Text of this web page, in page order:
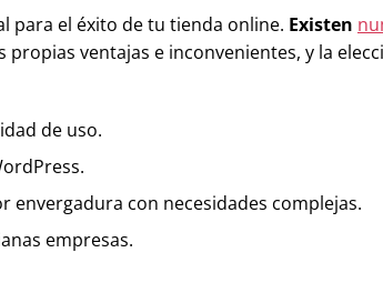
para el éxito de tu tienda online. Existen
propias ventajas e inconvenientes, y la
de uso.
envergadura con necesidades complejas.
empresas.